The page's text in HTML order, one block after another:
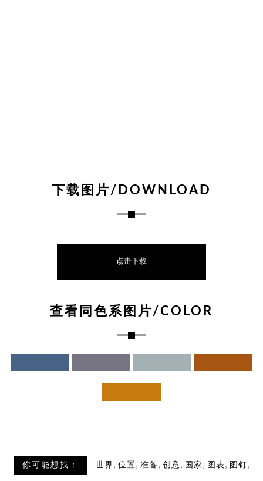
下载图片/DOWNLOAD
点击下载
查看同色系图片/COLOR
你可能想找： 世界 , 位置, 准备 , 创意, 国家 , 图表, 图钉,